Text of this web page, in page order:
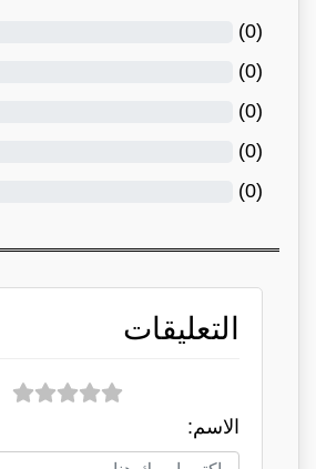
(
0
)
(
0
)
(
0
)
(
0
)
(
0
)
التعليقات
الاسم: